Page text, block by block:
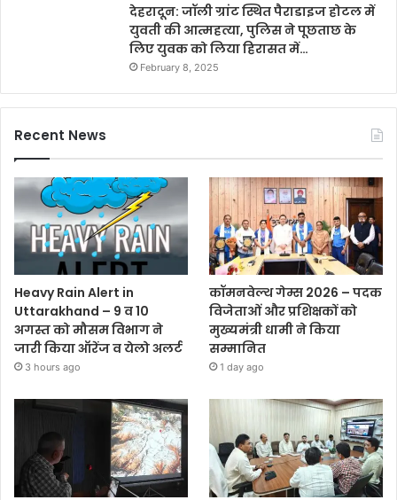
देहरादून: जॉली ग्रांट स्थित पैराडाइज होटल में
युवती की आत्महत्या, पुलिस ने पूछताछ के
लिए युवक को लिया हिरासत में…
February 8, 2025
Recent News
Heavy Rain Alert in
Uttarakhand – 9 व 10
अगस्त को मौसम विभाग ने
जारी किया ऑरेंज व येलो अलर्ट
3 hours ago
कॉमनवेल्थ गेम्स 2026 – पदक
विजेताओं और प्रशिक्षकों को
मुख्यमंत्री धामी ने किया
सम्मानित
1 day ago